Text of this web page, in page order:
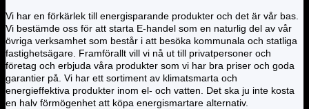
Vi har en förkärlek till energisparande produkter och det är vår bas.
Vi bestämde oss för att starta E-handel som en naturlig del av vår
övriga verksamhet som består i att besöka kommunala och statliga
fastighetsägare. Framförallt vill vi nå ut till privatpersoner och
företag och erbjuda våra produkter som vi har bra priser och goda
garantier på. Vi har ett sortiment av klimatsmarta och
energieffektiva produkter inom el- och vatten. Det ska ju inte kosta
en halv förmögenhet att köpa energismartare alternativ.